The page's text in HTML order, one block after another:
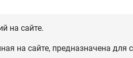
на сайте.
на сайте, предназначена